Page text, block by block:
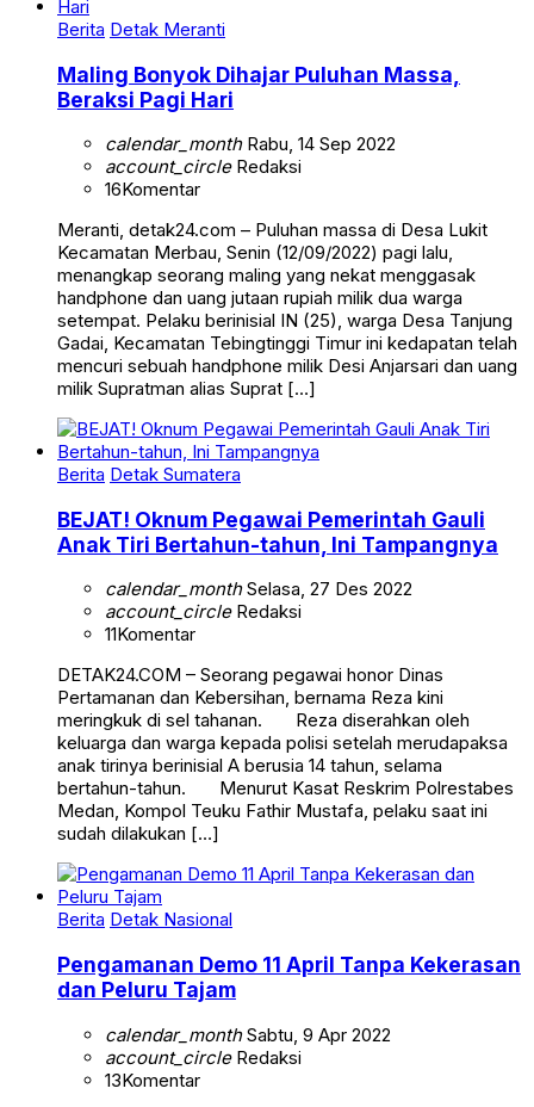
Berita Detak Meranti
Maling Bonyok Dihajar Puluhan Massa,
Beraksi Pagi Hari
calendar_monthRabu, 14 Sep 2022
account_circleRedaksi
16Komentar
Meranti, detak24.com – Puluhan massa di Desa Lukit
Kecamatan Merbau, Senin (12/09/2022) pagi lalu,
menangkap seorang maling yang nekat menggasak
handphone dan uang jutaan rupiah milik dua warga
setempat. Pelaku berinisial IN (25), warga Desa Tanjung
Gadai, Kecamatan Tebingtinggi Timur ini kedapatan telah
mencuri sebuah handphone milik Desi Anjarsari dan uang
milik Supratman alias Suprat […]
Berita Detak Sumatera
BEJAT! Oknum Pegawai Pemerintah Gauli
Anak Tiri Bertahun-tahun, Ini Tampangnya
calendar_monthSelasa, 27 Des 2022
account_circleRedaksi
11Komentar
DETAK24.COM – Seorang pegawai honor Dinas
Pertamanan dan Kebersihan, bernama Reza kini
meringkuk di sel tahanan. Reza diserahkan oleh
keluarga dan warga kepada polisi setelah merudapaksa
anak tirinya berinisial A berusia 14 tahun, selama
bertahun-tahun. Menurut Kasat Reskrim Polrestabes
Medan, Kompol Teuku Fathir Mustafa, pelaku saat ini
sudah dilakukan […]
Berita Detak Nasional
Pengamanan Demo 11 April Tanpa Kekerasan
dan Peluru Tajam
calendar_monthSabtu, 9 Apr 2022
account_circleRedaksi
13Komentar